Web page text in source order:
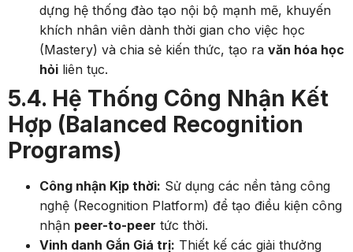
dựng hệ thống đào tạo nội bộ mạnh mẽ, khuyến
khích nhân viên dành thời gian cho việc học
(Mastery) và chia sẻ kiến thức, tạo ra văn hóa học
hỏi liên tục.
5.4. Hệ Thống Công Nhận Kết
Hợp (Balanced Recognition
Programs)
Công nhận Kịp thời: Sử dụng các nền tảng công
nghệ (Recognition Platform) để tạo điều kiện công
nhận peer-to-peer tức thời.
Vinh danh Gắn Giá trị: Thiết kế các giải thưởng